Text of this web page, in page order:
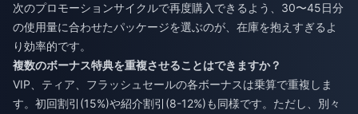
次のプロモーションサイクルで再度購入できるよう、30〜45日分
の使用量に合わせたパッケージを選ぶのが、在庫を抱えすぎるよ
り効率的です。
複数のボーナス特典を重複させることはできますか？
VIP、ティア、フラッシュセールの各ボーナスは乗算で重複しま
す。初回割引(15%)や紹介割引(8-12%)も同様です。ただし、別々